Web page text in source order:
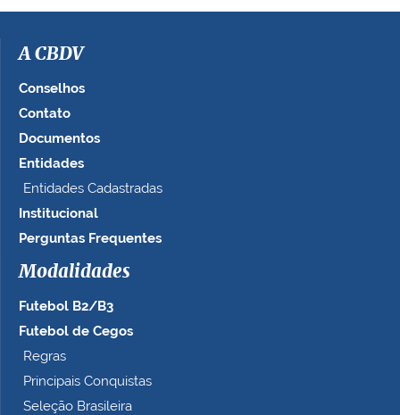
i
a
e
o
t
a
n
o
o
m
e
t
A CBDV
Conselhos
Contato
Documentos
Entidades
Entidades Cadastradas
Institucional
Perguntas Frequentes
Modalidades
Futebol B2/B3
Futebol de Cegos
Regras
Principais Conquistas
Seleção Brasileira